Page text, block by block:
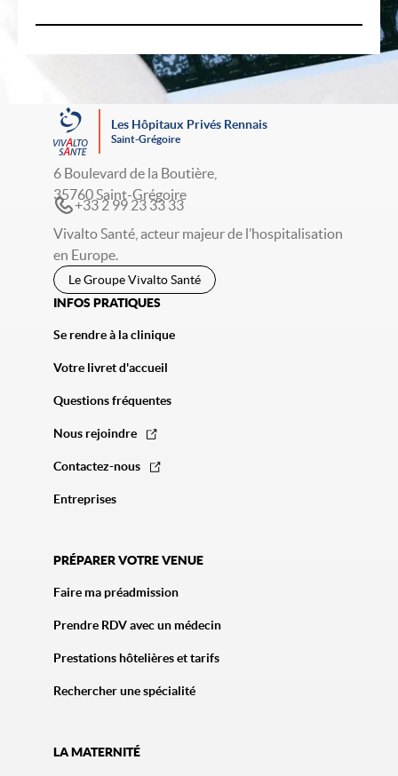
Les Hôpitaux Privés Rennais
Saint-Grégoire
6 Boulevard de la Boutière,
35760 Saint-Grégoire
+33 2 99 23 33 33
Vivalto Santé, acteur majeur de l’hospitalisation
en Europe.
Le Groupe Vivalto Santé
INFOS PRATIQUES
Se rendre à la clinique
Votre livret d'accueil
Questions fréquentes
Nous rejoindre
Contactez-nous
Entreprises
PRÉPARER VOTRE VENUE
Faire ma préadmission
Prendre RDV avec un médecin
Prestations hôtelières et tarifs
Rechercher une spécialité
LA MATERNITÉ